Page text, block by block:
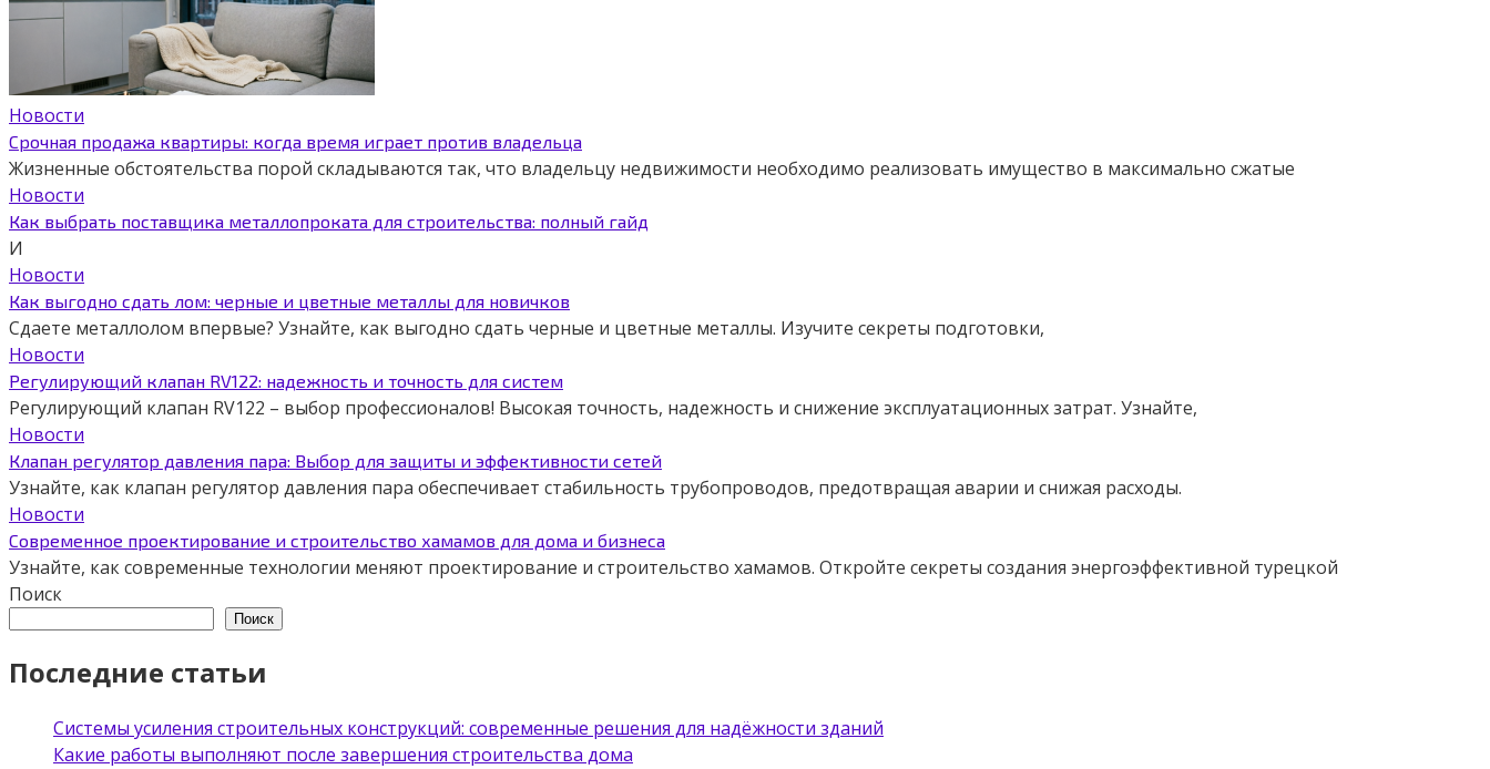
Новости
Срочная продажа квартиры: когда время играет против владельца
Жизненные обстоятельства порой складываются так, что владельцу недвижимости необходимо реализовать имущество в максимально сжатые
Новости
Как выбрать поставщика металлопроката для строительства: полный гайд
И
Новости
Как выгодно сдать лом: черные и цветные металлы для новичков
Сдаете металлолом впервые? Узнайте, как выгодно сдать черные и цветные металлы. Изучите секреты подготовки,
Новости
Регулирующий клапан RV122: надежность и точность для систем
Регулирующий клапан RV122 – выбор профессионалов! Высокая точность, надежность и снижение эксплуатационных затрат. Узнайте,
Новости
Клапан регулятор давления пара: Выбор для защиты и эффективности сетей
Узнайте, как клапан регулятор давления пара обеспечивает стабильность трубопроводов, предотвращая аварии и снижая расходы.
Новости
Современное проектирование и строительство хамамов для дома и бизнеса
Узнайте, как современные технологии меняют проектирование и строительство хамамов. Откройте секреты создания энергоэффективной турецкой
Поиск
Поиск
Последние статьи
Системы усиления строительных конструкций: современные решения для надёжности зданий
Какие работы выполняют после завершения строительства дома